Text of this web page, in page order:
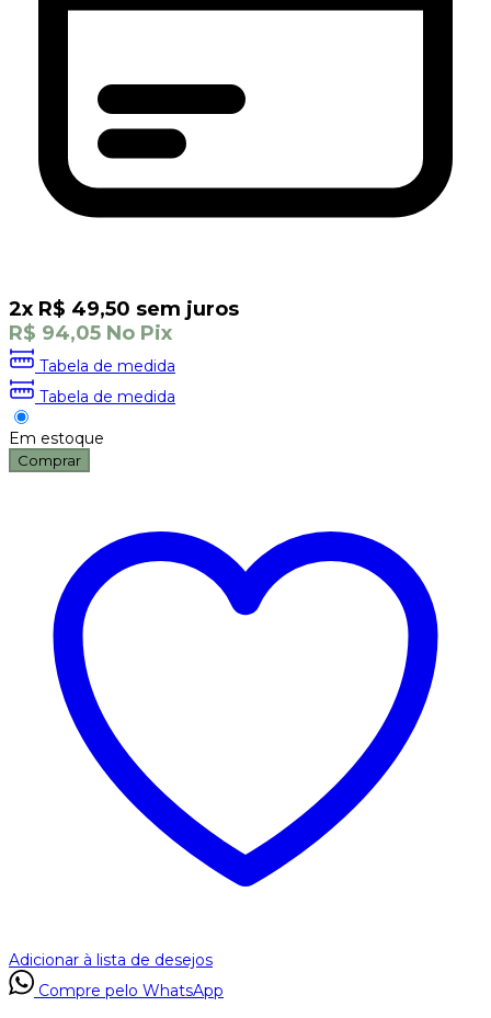
2x R$ 49,50 sem juros
R$ 94,05 No Pix
Tabela de medida
Tabela de medida
Em estoque
Comprar
Adicionar à lista de desejos
Compre pelo WhatsApp